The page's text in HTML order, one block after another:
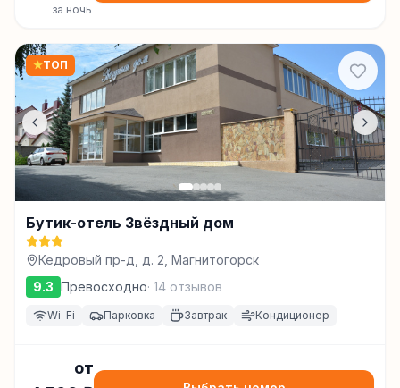
за ночь
★ТОП
Бутик-отель Звёздный дом
Кедровый пр-д, д. 2, Магнитогорск
9.3 Превосходно· 14 отзывов
Wi-Fi Парковка Завтрак Кондиционер
от